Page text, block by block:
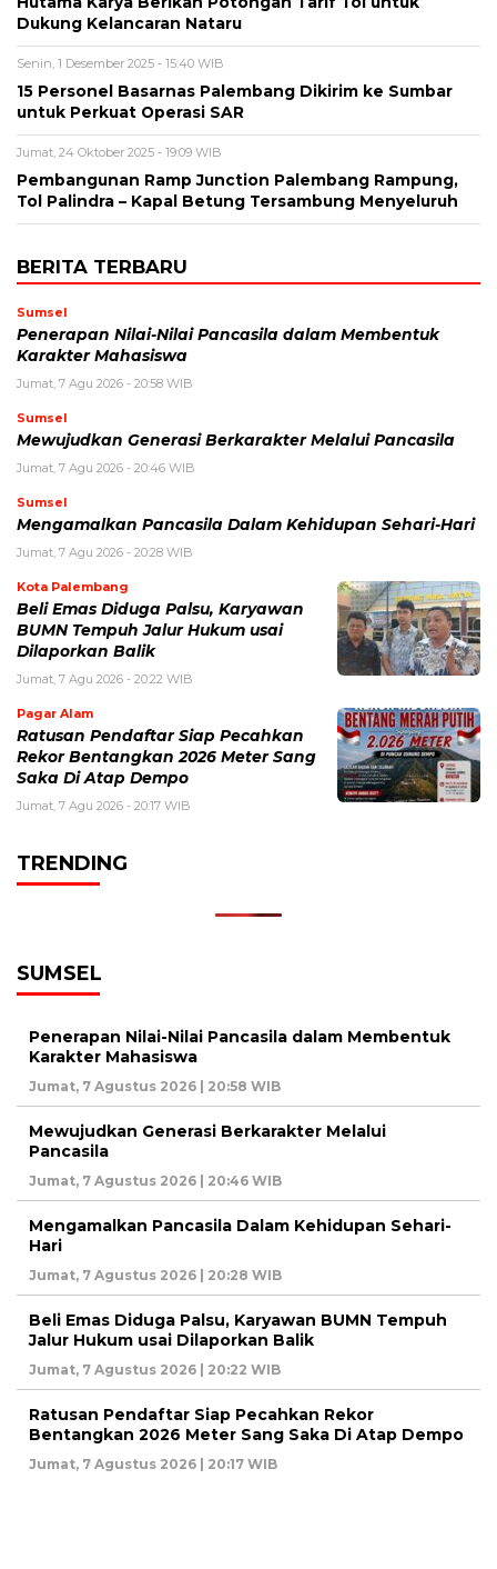
Dukung Kelancaran Nataru
Senin, 1 Desember 2025 - 15:40 WIB
15 Personel Basarnas Palembang Dikirim ke Sumbar
untuk Perkuat Operasi SAR
Jumat, 24 Oktober 2025 - 19:09 WIB
Pembangunan Ramp Junction Palembang Rampung,
Tol Palindra – Kapal Betung Tersambung Menyeluruh
BERITA TERBARU
Sumsel
Penerapan Nilai-Nilai Pancasila dalam Membentuk
Karakter Mahasiswa
Jumat, 7 Agu 2026 - 20:58 WIB
Sumsel
Mewujudkan Generasi Berkarakter Melalui Pancasila
Jumat, 7 Agu 2026 - 20:46 WIB
Sumsel
Mengamalkan Pancasila Dalam Kehidupan Sehari-Hari
Jumat, 7 Agu 2026 - 20:28 WIB
Kota Palembang
Beli Emas Diduga Palsu, Karyawan
BUMN Tempuh Jalur Hukum usai
Dilaporkan Balik
Jumat, 7 Agu 2026 - 20:22 WIB
Pagar Alam
Ratusan Pendaftar Siap Pecahkan
Rekor Bentangkan 2026 Meter Sang
Saka Di Atap Dempo
Jumat, 7 Agu 2026 - 20:17 WIB
TRENDING
SUMSEL
Penerapan Nilai-Nilai Pancasila dalam Membentuk
Karakter Mahasiswa
Jumat, 7 Agustus 2026 | 20:58 WIB
Mewujudkan Generasi Berkarakter Melalui
Pancasila
Jumat, 7 Agustus 2026 | 20:46 WIB
Mengamalkan Pancasila Dalam Kehidupan Sehari-
Hari
Jumat, 7 Agustus 2026 | 20:28 WIB
Beli Emas Diduga Palsu, Karyawan BUMN Tempuh
Jalur Hukum usai Dilaporkan Balik
Jumat, 7 Agustus 2026 | 20:22 WIB
Ratusan Pendaftar Siap Pecahkan Rekor
Bentangkan 2026 Meter Sang Saka Di Atap Dempo
Jumat, 7 Agustus 2026 | 20:17 WIB